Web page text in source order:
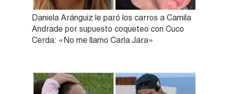
Daniela Aránguiz le paró los carros a Camila
Andrade por supuesto coqueteo con Cuco
Cerda: «No me llamo Carla Jara»